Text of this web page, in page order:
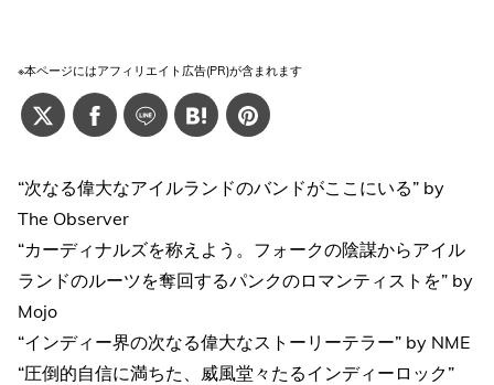
※本ページにはアフィリエイト広告(PR)が含まれます
“次なる偉大なアイルランドのバンドがここにいる” by
The Observer
“カーディナルズを称えよう。フォークの陰謀からアイル
ランドのルーツを奪回するパンクのロマンティストを” by
Mojo
“インディー界の次なる偉大なストーリーテラー” by NME
“圧倒的自信に満ちた、威風堂々たるインディーロック”